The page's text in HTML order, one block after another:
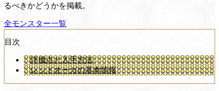
るべきかどうかを掲載。
全モンスター一覧
目次
評価点と入手方法
レッドオーガの基本情報